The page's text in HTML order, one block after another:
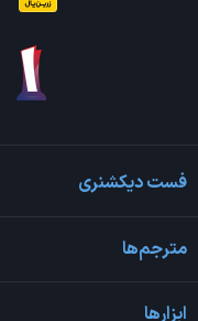
فست دیکشنری
مترجم‌ها
ابزارها